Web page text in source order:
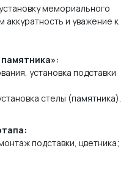
мемориального
аккуратность и уважение к
памятника»:
установка подставки
стелы (памятника).
подставки, цветника;